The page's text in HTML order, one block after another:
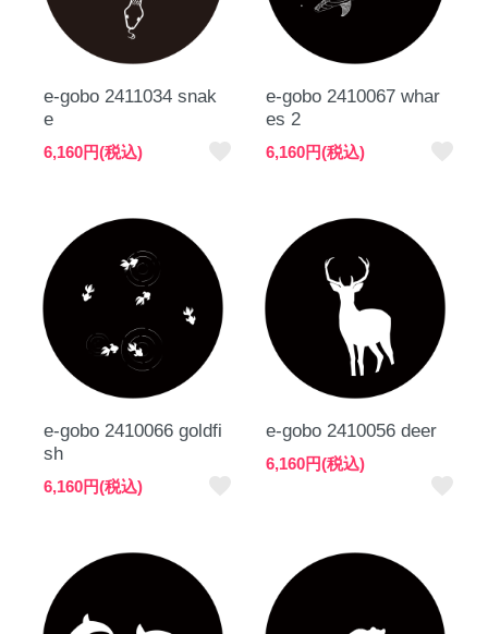
e-gobo 2411034 snak
e
6,160円(税込)
e-gobo 2410067 whar
es 2
6,160円(税込)
e-gobo 2410066 goldfi
sh
6,160円(税込)
e-gobo 2410056 deer
6,160円(税込)